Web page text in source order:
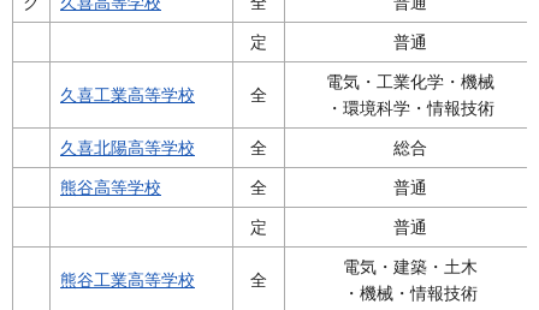
定 普通
久喜工業高等学校 全
電気・工業化学・機械
・環境科学・情報技術
久喜北陽高等学校 全 総合
熊谷高等学校 全 普通
定 普通
熊谷工業高等学校 全
電気・建築・土木
・機械・情報技術